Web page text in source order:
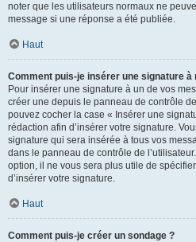
noter que les utilisateurs normaux ne
message si une réponse a été publiée.
Haut
Comment puis-je insérer une signature à
Pour insérer une signature à un de vos
créer une depuis le panneau de contrôle
pouvez cocher la case « Insérer une
rédaction afin d’insérer votre signature.
signature qui sera insérée à tous vos
dans le panneau de contrôle de
option, il ne vous sera plus utile de
d’insérer votre signature.
Haut
Comment puis-je créer un sondage ?